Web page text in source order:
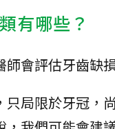
有哪些？
會評估牙齒缺
只局限於牙冠，